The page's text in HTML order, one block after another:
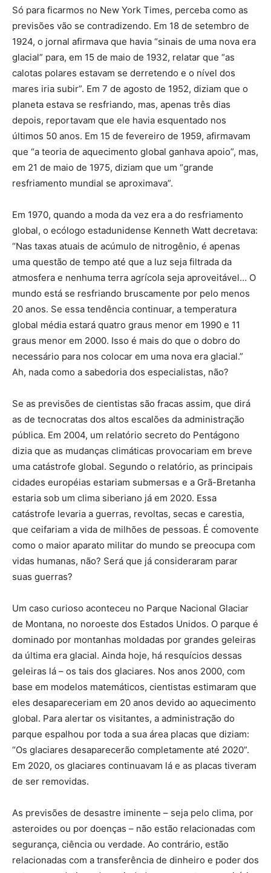
Só para ficarmos no New York Times, perceba como as
previsões vão se contradizendo. Em 18 de setembro de
1924, o jornal afirmava que havia “sinais de uma nova era
glacial” para, em 15 de maio de 1932, relatar que “as
calotas polares estavam se derretendo e o nível dos
mares iria subir”. Em 7 de agosto de 1952, diziam que o
planeta estava se resfriando, mas, apenas três dias
depois, reportavam que ele havia esquentado nos
últimos 50 anos. Em 15 de fevereiro de 1959, afirmavam
que “a teoria de aquecimento global ganhava apoio”, mas,
em 21 de maio de 1975, diziam que um “grande
resfriamento mundial se aproximava”.
Em 1970, quando a moda da vez era a do resfriamento
global, o ecólogo estadunidense Kenneth Watt decretava:
“Nas taxas atuais de acúmulo de nitrogênio, é apenas
uma questão de tempo até que a luz seja filtrada da
atmosfera e nenhuma terra agrícola seja aproveitável… O
mundo está se resfriando bruscamente por pelo menos
20 anos. Se essa tendência continuar, a temperatura
global média estará quatro graus menor em 1990 e 11
graus menor em 2000. Isso é mais do que o dobro do
necessário para nos colocar em uma nova era glacial.”
Ah, nada como a sabedoria dos especialistas, não?
Se as previsões de cientistas são fracas assim, que dirá
as de tecnocratas dos altos escalões da administração
pública. Em 2004, um relatório secreto do Pentágono
dizia que as mudanças climáticas provocariam em breve
uma catástrofe global. Segundo o relatório, as principais
cidades européias estariam submersas e a Grã-Bretanha
estaria sob um clima siberiano já em 2020. Essa
catástrofe levaria a guerras, revoltas, secas e carestia,
que ceifariam a vida de milhões de pessoas. É comovente
como o maior aparato militar do mundo se preocupa com
vidas humanas, não? Será que já consideraram parar
suas guerras?
Um caso curioso aconteceu no Parque Nacional Glaciar
de Montana, no noroeste dos Estados Unidos. O parque é
dominado por montanhas moldadas por grandes geleiras
da última era glacial. Ainda hoje, há resquícios dessas
geleiras lá – os tais dos glaciares. Nos anos 2000, com
base em modelos matemáticos, cientistas estimaram que
eles desapareceriam em 20 anos devido ao aquecimento
global. Para alertar os visitantes, a administração do
parque espalhou por toda a sua área placas que diziam:
“Os glaciares desaparecerão completamente até 2020”.
Em 2020, os glaciares continuavam lá e as placas tiveram
de ser removidas.
As previsões de desastre iminente – seja pelo clima, por
asteroides ou por doenças – não estão relacionadas com
segurança, ciência ou verdade. Ao contrário, estão
relacionadas com a transferência de dinheiro e poder dos